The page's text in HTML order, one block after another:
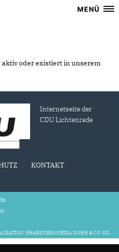
MENÜ
aktiv oder existiert in unserem
Internetseite der
CDU Lichtenrade
KONTAKT
SHARKNESS MEDIA GMBH & CO. KG